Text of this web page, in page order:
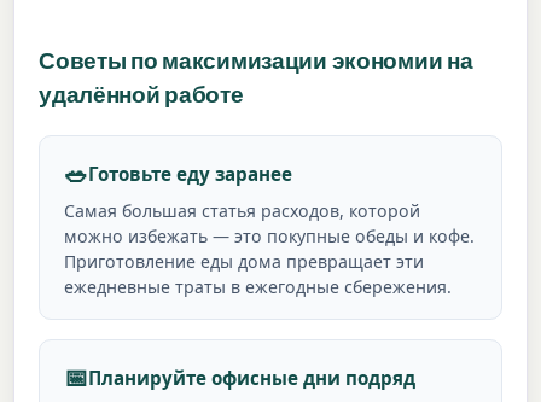
Советы по максимизации экономии на
удалённой работе
🥗Готовьте еду заранее
Самая большая статья расходов, которой
можно избежать — это покупные обеды и кофе.
Приготовление еды дома превращает эти
ежедневные траты в ежегодные сбережения.
📅Планируйте офисные дни подряд